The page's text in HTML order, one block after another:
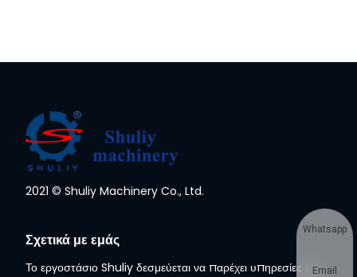
2021 © Shuliy Machinery Co., Ltd.
Σχετικά με εμάς
Το εργοστάσιο Shuliy δεσμεύεται να παρέχει υπηρεσίες σε
Whatsapp
Email